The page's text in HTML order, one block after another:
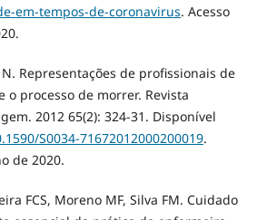
em-tempos-de-coronavirus. Acesso
Representações de profissionais de
o processo de morrer. Revista
2012 65(2): 324-31. Disponível
S0034-71672012000200019.
de 2020.
FCS, Moreno MF, Silva FM. Cuidado